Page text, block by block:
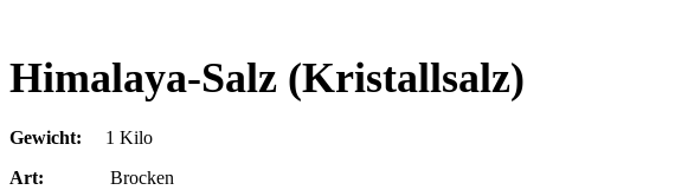
Himalaya-Salz (Kristallsalz)
Gewicht: 1 Kilo
Art: Brocken